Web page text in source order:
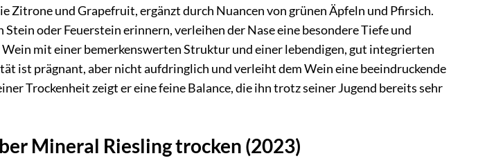
Zitrone und Grapefruit, ergänzt durch Nuancen von grünen Äpfeln und Pfirsich.
oder Feuerstein erinnern, verleihen der Nase eine besondere Tiefe und
mit einer bemerkenswerten Struktur und einer lebendigen, gut integrierten
ist prägnant, aber nicht aufdringlich und verleiht dem Wein eine beeindruckende
Trockenheit zeigt er eine feine Balance, die ihn trotz seiner Jugend bereits sehr
Mineral Riesling trocken (2023)